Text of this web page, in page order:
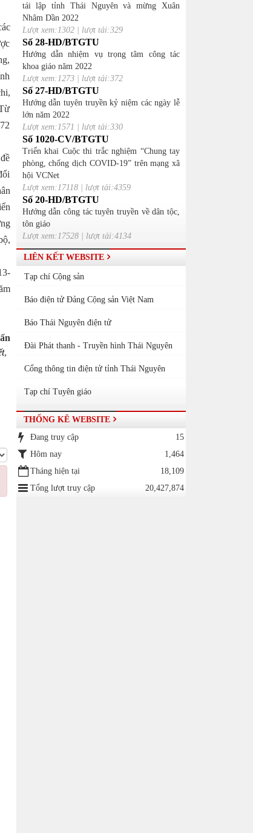
,
tái lập tỉnh Thái Nguyên và mừng Xuân
Nhâm Dần 2022
Lượt xem:1302 | lượt tải:329
Số 28-HD/BTGTU
Hướng dẫn nhiệm vụ trọng tâm công tác
khoa giáo năm 2022
Lượt xem:1273 | lượt tải:372
Số 27-HD/BTGTU
Hướng dẫn tuyên truyền kỷ niệm các ngày lễ
lớn năm 2022
Lượt xem:1571 | lượt tải:330
Số 1020-CV/BTGTU
Triển khai Cuộc thi trắc nghiệm “Chung tay
phòng, chống dịch COVID-19” trên mạng xã
hội VCNet
Lượt xem:17118 | lượt tải:4359
Số 20-HD/BTGTU
Hướng dẫn công tác tuyên truyền về dân tộc,
tôn giáo
Lượt xem:17528 | lượt tải:4134
LIÊN KẾT WEBSITE
Tạp chí Cộng sản
Báo điện tử Đảng Cộng sản Việt Nam
Báo Thái Nguyên điện tử
Đài Phát thanh - Truyền hình Thái Nguyên
Cổng thông tin điện tử tỉnh Thái Nguyên
Tạp chí Tuyên giáo
THỐNG KÊ WEBSITE
Đang truy cập
15
Hôm nay
1,464
Tháng hiện tại
18,109
Tổng lượt truy cập
20,427,874